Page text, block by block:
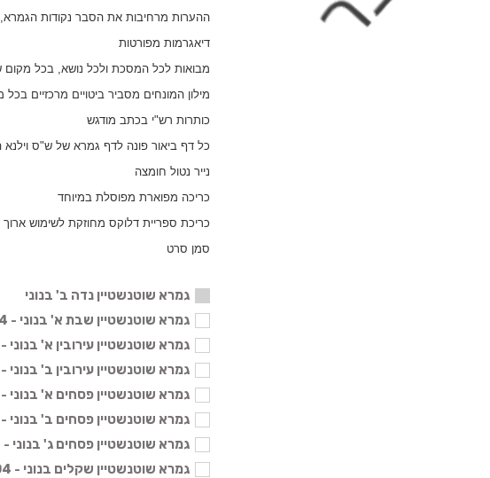
ההערות מרחיבות את הסבר נקודות
דיאגרמות מפורטות
מבואות לכל המסכת ולכל נושא, בכל מקום
מילון המונחים מסביר ביטויים מרכזיים
כותרות רש"י בכתב מודגש
כל דף ביאור פונה לדף גמרא של ש"ס
נייר נטול חומצה
כריכה מפוארת מפוסלת במיוחד
כריכת ספריית דלוקס מחוזקת לשימוש ארוך
סמן סרט
גמרא שוטנשטיין נדה ב' בנוני
גמרא שוטנשטיין שבת א' בנוני - 104 ₪
גמרא שוטנשטיין עירובין א' בנוני - 104 ₪
גמרא שוטנשטיין עירובין ב' בנוני - 104 ₪
גמרא שוטנשטיין פסחים א' בנוני - 104 ₪
גמרא שוטנשטיין פסחים ב' בנוני - 104 ₪
גמרא שוטנשטיין פסחים ג' בנוני - 104 ₪
גמרא שוטנשטיין שקלים בנוני - 104 ₪